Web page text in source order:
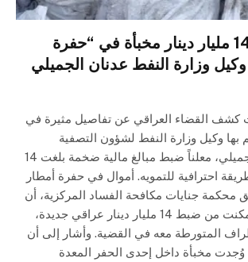
القضاء يضبط 14 مليار دينار مخبأة في “حفرة
وزارة النفط عدنان الجميلي
كشف القضاء العراقي عن تفاصيل مثيرة في
بها وكيل وزارة النفط لشؤون التصفية
الموقوف عدنان الجميلي، معلناً ضبط مبالغ مالية ضخمة بلغت 14
احترافية للتمويه. أموال في حفرة أمطار
جنايات مكافحة الفساد المركزية، أن
الأجهزة المختصة تمكنت من ضبط 14 مليار دينار عراقي جديدة،
المتورطة معه في القضية. وأشار إلى أن
وُجدت مخبأة داخل إحدى الحفر المعدة